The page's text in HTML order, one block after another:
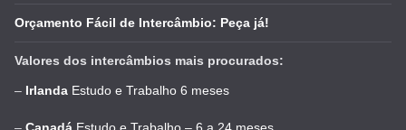
Orçamento Fácil de Intercâmbio: Peça já!
Valores dos intercâmbios mais procurados:
– Irlanda Estudo e Trabalho 6 meses